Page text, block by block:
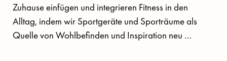
Zuhause einfügen und integrieren Fitness in den
Alltag, indem wir Sportgeräte und Sporträume als
Quelle von Wohlbefinden und Inspiration neu